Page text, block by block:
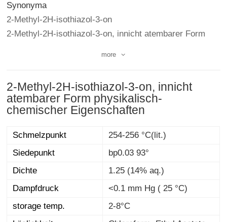
Synonyma
2-Methyl-2H-isothiazol-3-on
2-Methyl-2H-isothiazol-3-on, innicht atembarer Form
more
2-Methyl-2H-isothiazol-3-on, innicht
atembarer Form physikalisch-
chemischer Eigenschaften
Schmelzpunkt
254-256 °C(lit.)
Siedepunkt
bp0.03 93°
Dichte
1.25 (14% aq.)
Dampfdruck
<0.1 mm Hg ( 25 °C)
storage temp.
2-8°C